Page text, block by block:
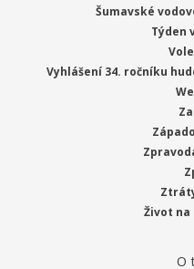
Šumavské
Týden
Vyhlášení 34. ročníku
Život na
O